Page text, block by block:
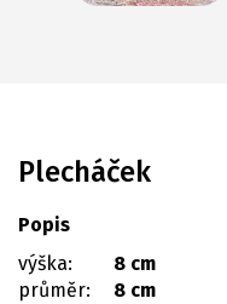
Plecháček
Popis
výška:
8 cm
průměr:
8 cm